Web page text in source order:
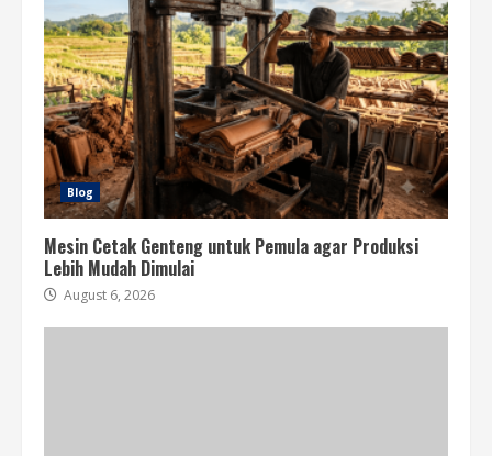
Blog
Mesin Cetak Genteng untuk Pemula agar Produksi
Lebih Mudah Dimulai
August 6, 2026